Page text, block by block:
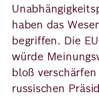
haben das
begriffen. Die
würde
bloß
russischen